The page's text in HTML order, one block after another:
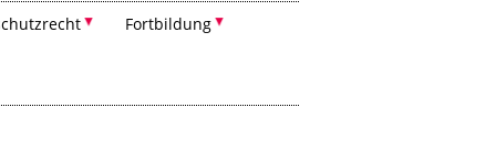
Fortbildung